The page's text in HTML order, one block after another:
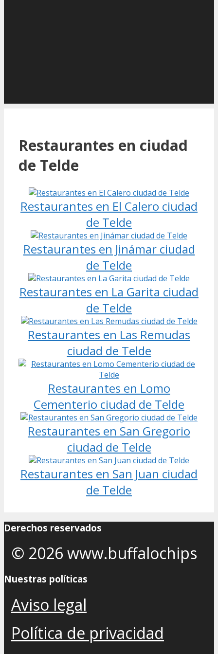
Restaurantes en ciudad
de Telde
Restaurantes en El Calero ciudad
de Telde
Restaurantes en Jinámar ciudad
de Telde
Restaurantes en La Garita ciudad
de Telde
Restaurantes en Las Remudas
ciudad de Telde
Restaurantes en Lomo
Cementerio ciudad de Telde
Restaurantes en San Gregorio
ciudad de Telde
Restaurantes en San Juan ciudad
de Telde
Derechos reservados
© 2026 www.buffalochips
Nuestras políticas
Aviso legal
Política de privacidad